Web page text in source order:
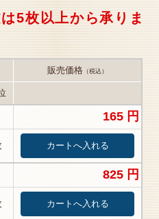
5枚以上から承りま
販売価格 （税込）
165 円
825 円